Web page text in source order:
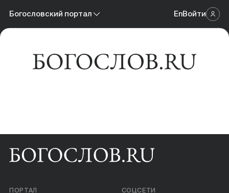
Богословский портал
Богословский портал
EnВойти
Новости
Научные инструменты
ПОРТАЛ СОЦСЕТИ